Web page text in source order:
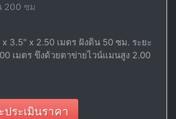
200 ซม
x 3.5" x 2.50 เมตร ฝังดิน 50 ซม. ระยะ
เมตร ขึงด้วยตาข่ายไวน์แมนสูง 2.00
ประเมินราคา